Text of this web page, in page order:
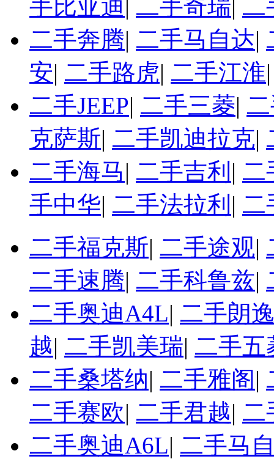
手比亚迪 二手奇瑞 二
二手奔腾| 二手马自达|
安| 二手路虎| 二手江淮
二手JEEP| 二手三菱|
克萨斯| 二手凯迪拉克|
二手海马| 二手吉利 | 二
手中华| 二手法拉利 | 二
二手福克斯| 二手途观|
二手速腾| 二手科鲁兹|
二手奥迪A4L| 二手朗
越| 二手凯美瑞| 二手五
二手桑塔纳| 二手雅阁|
二手赛欧| 二手君越| 二
二手奥迪A6L| 二手马